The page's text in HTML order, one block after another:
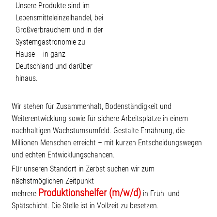
Unsere Produkte sind im
Lebensmitteleinzelhandel, bei
Großverbrauchern und in der
Systemgastronomie zu
Hause – in ganz
Deutschland und darüber
hinaus.
Wir stehen für Zusammenhalt, Bodenständigkeit und
Weiterentwicklung sowie für sichere Arbeitsplätze in einem
nachhaltigen Wachstumsumfeld. Gestalte Ernährung, die
Millionen Menschen erreicht – mit kurzen Entscheidungswegen
und echten Entwicklungschancen.
Für unseren Standort in Zerbst suchen wir zum
nächstmöglichen Zeitpunkt
mehrere Produktionshelfer (m/w/d) in Früh- und
Spätschicht. Die Stelle ist in Vollzeit zu besetzen.